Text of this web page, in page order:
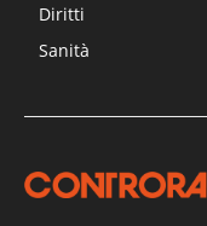
Diritti
Sanità